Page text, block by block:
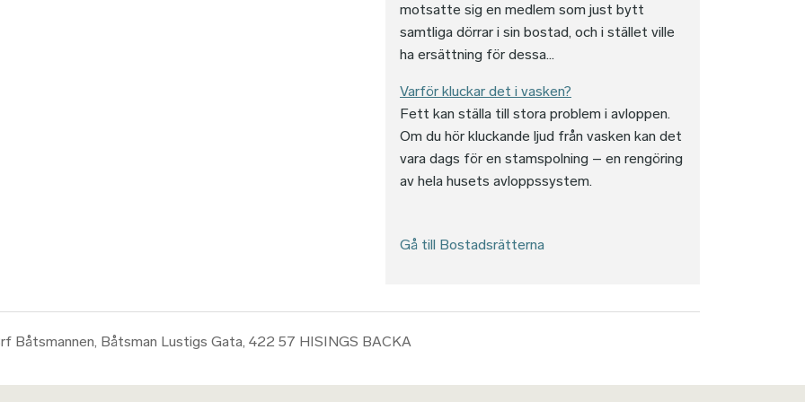
motsatte sig en medlem som just bytt
samtliga dörrar i sin bostad, och i stället ville
ha ersättning för dessa...
Varför kluckar det i vasken?
Fett kan ställa till stora problem i avloppen.
Om du hör kluckande ljud från vasken kan det
vara dags för en stamspolning – en rengöring
av hela husets avloppssystem.
Gå till Bostadsrätterna
Båtsmannen, Båtsman Lustigs Gata, 422 57 HISINGS BACKA